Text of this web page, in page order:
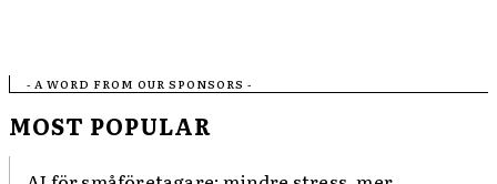
- A WORD FROM OUR SPONSORS -
MOST POPULAR